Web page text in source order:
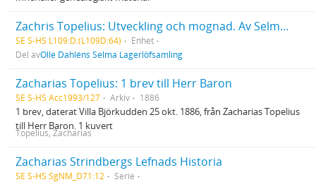
Zachris Topelius: Utveckling och mognad. Av Selma Lagerlöf
SE S-HS L109:D:(L109D:64)
Enhet
Del avOlle Dahléns Selma Lagerlöfsamling
Zacharias Topelius: 1 brev till Herr Baron
SE S-HS Acc1993/127 Arkiv 1886
1 brev, daterat Villa Björkudden 25 okt. 1886, från Zacharias Topelius
till Herr Baron. 1 kuvert
Topelius, Zacharias
Zacharias Strindbergs Lefnads Historia
SE S-HS SgNM_D71:12
Serie